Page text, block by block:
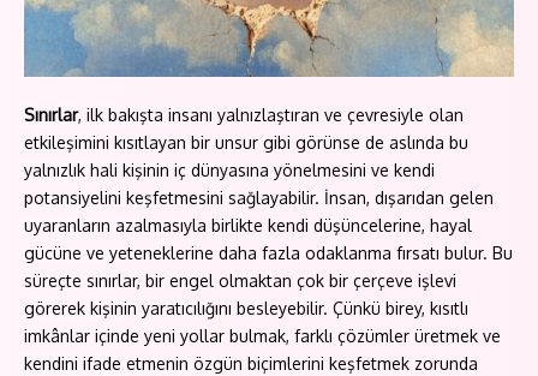
Sınırlar, ilk bakışta insanı yalnızlaştıran ve çevresiyle olan
etkileşimini kısıtlayan bir unsur gibi görünse de aslında bu
yalnızlık hali kişinin iç dünyasına yönelmesini ve kendi
potansiyelini keşfetmesini sağlayabilir. İnsan, dışarıdan gelen
uyaranların azalmasıyla birlikte kendi düşüncelerine, hayal
gücüne ve yeteneklerine daha fazla odaklanma fırsatı bulur. Bu
süreçte sınırlar, bir engel olmaktan çok bir çerçeve işlevi
görerek kişinin yaratıcılığını besleyebilir. Çünkü birey, kısıtlı
imkânlar içinde yeni yollar bulmak, farklı çözümler üretmek ve
kendini ifade etmenin özgün biçimlerini keşfetmek zorunda